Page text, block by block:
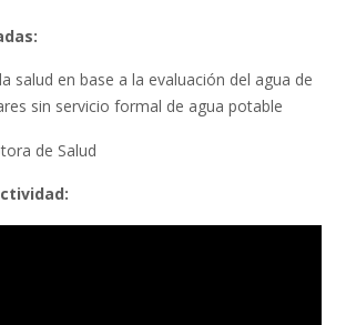
salud en base a la evaluación del agua de
sin servicio formal de agua potable
de Salud